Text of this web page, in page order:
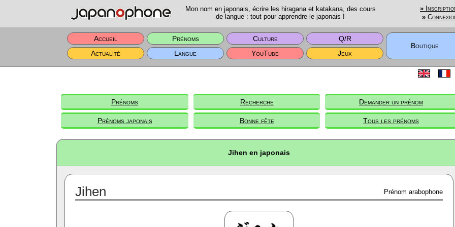
Mon nom en japonais, écrire les hiragana et katakana, des cours
de langue : tout pour apprendre le japonais !
»
»
Accueil Prénoms Culture
Q/R
Boutique
Actualité
Langue YouTube Jeux
Prénoms Recherche Demander un prénom
Prénoms japonais Bonne fête Tous les prénoms
Jihen en japonais
Jihen Prénom arabophone